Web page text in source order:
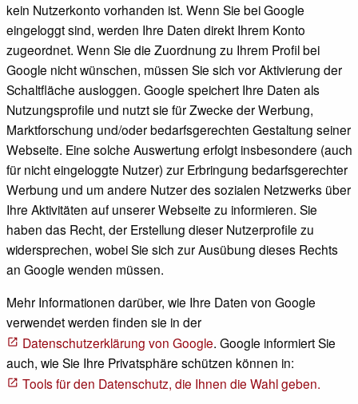
kein Nutzerkonto vorhanden ist. Wenn Sie bei Google
eingeloggt sind, werden Ihre Daten direkt Ihrem Konto
zugeordnet. Wenn Sie die Zuordnung zu Ihrem Profil bei
Google nicht wünschen, müssen Sie sich vor Aktivierung der
Schaltfläche ausloggen. Google speichert Ihre Daten als
Nutzungsprofile und nutzt sie für Zwecke der Werbung,
Marktforschung und/oder bedarfsgerechten Gestaltung seiner
Webseite. Eine solche Auswertung erfolgt insbesondere (auch
für nicht eingeloggte Nutzer) zur Erbringung bedarfsgerechter
Werbung und um andere Nutzer des sozialen Netzwerks über
Ihre Aktivitäten auf unserer Webseite zu informieren. Sie
haben das Recht, der Erstellung dieser Nutzerprofile zu
widersprechen, wobei Sie sich zur Ausübung dieses Rechts
an Google wenden müssen.
Mehr Informationen darüber, wie Ihre Daten von Google
verwendet werden finden sie in der
Datenschutzerklärung von Google. Google informiert Sie
auch, wie Sie Ihre Privatsphäre schützen können in:
Tools für den Datenschutz, die Ihnen die Wahl geben.